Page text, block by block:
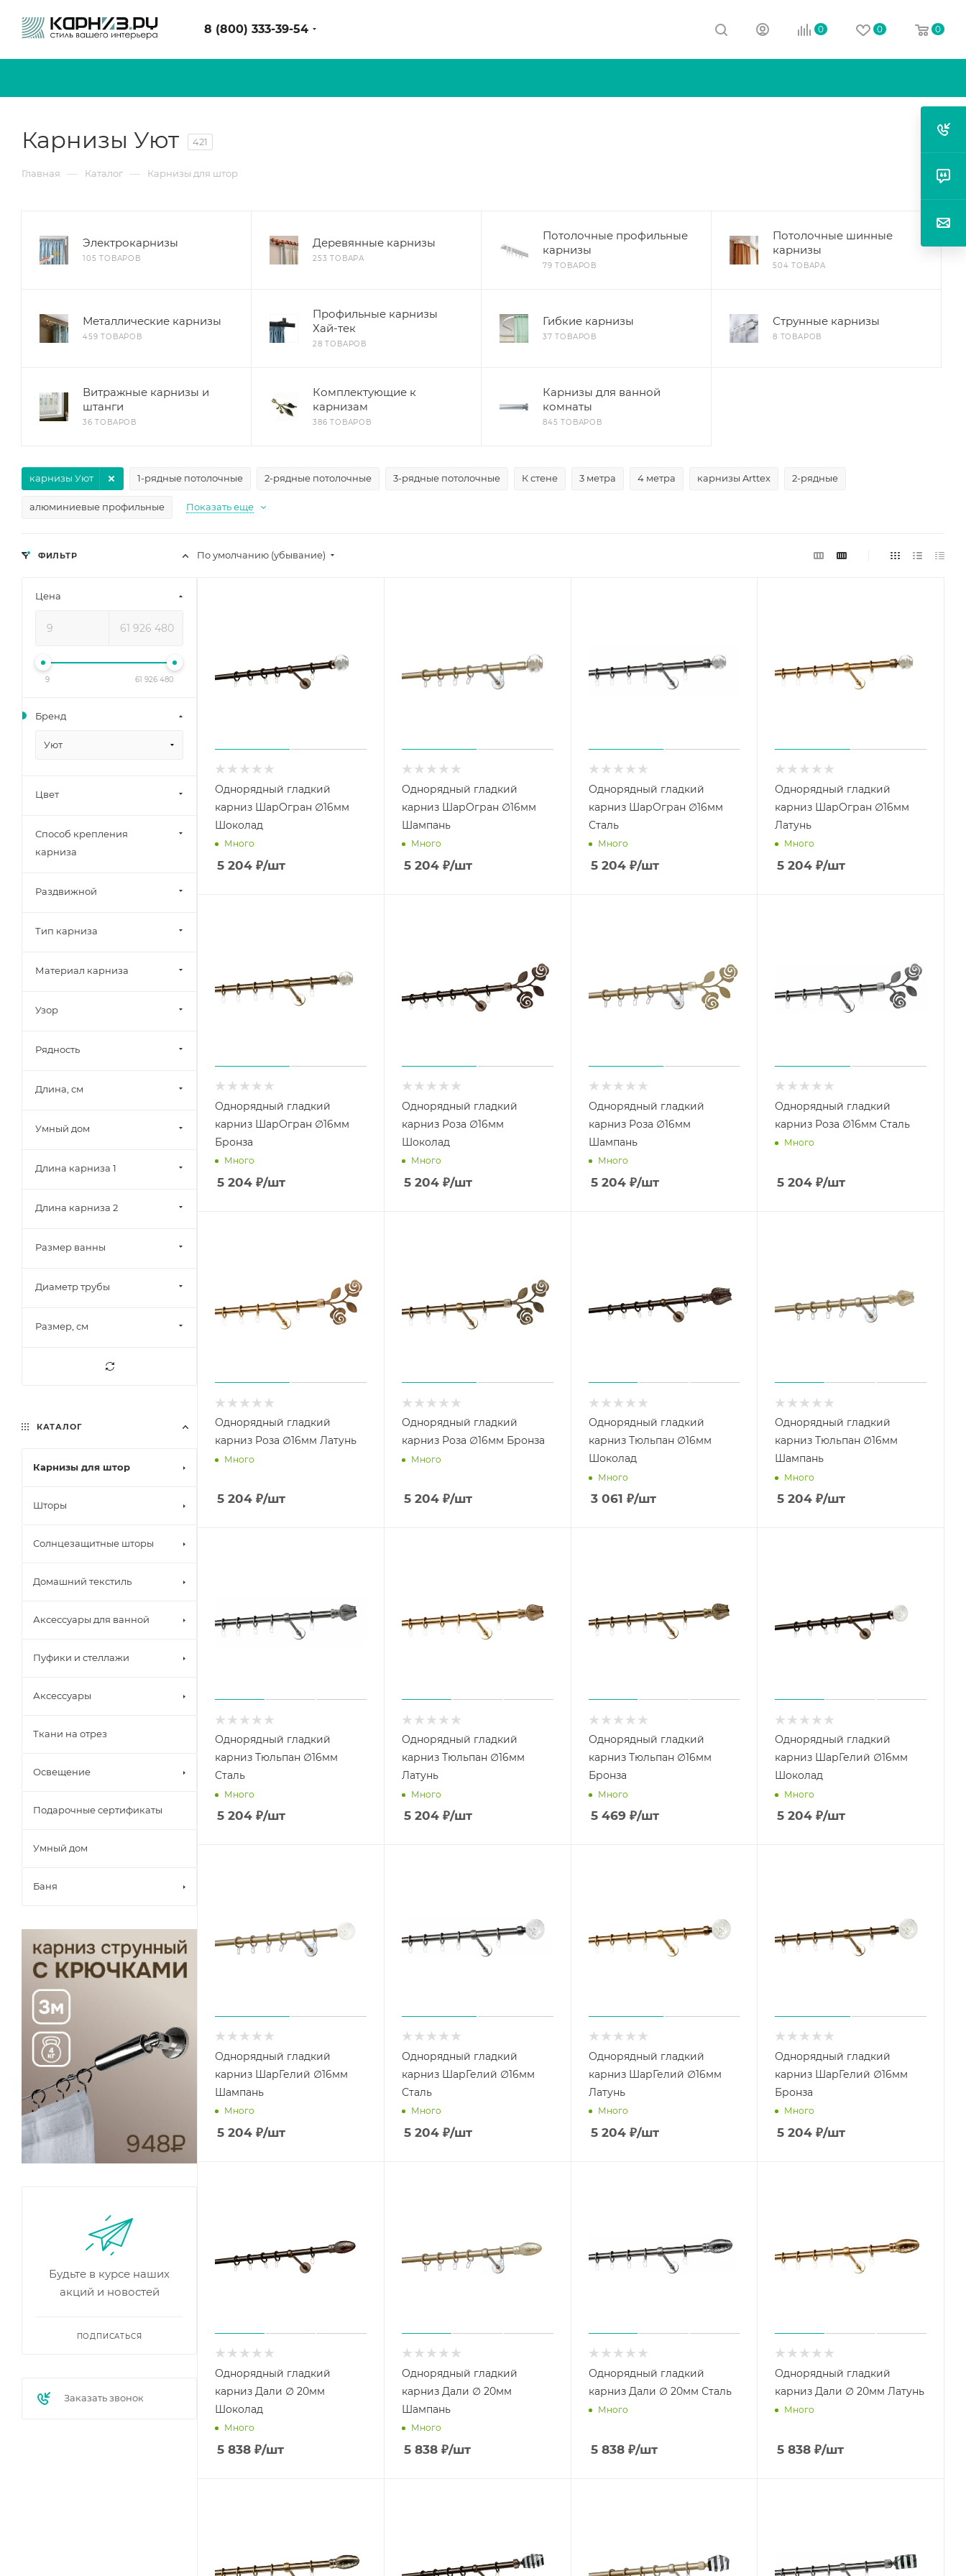
8 (800) 333-39-54 0 0 0
Карнизы Уют 421
Главная — Каталог — Карнизы для штор
Электрокарнизы
105 ТОВАРОВ
Деревянные карнизы
253 ТОВАРА
Потолочные профильные
карнизы
79 ТОВАРОВ
Потолочные шинные
карнизы
504 ТОВАРА
Металлические карнизы
459 ТОВАРОВ
Профильные карнизы
Хай-тек
28 ТОВАРОВ
Гибкие карнизы
37 ТОВАРОВ
Струнные карнизы
8 ТОВАРОВ
Витражные карнизы и
штанги
36 ТОВАРОВ
Комплектующие к
карнизам
386 ТОВАРОВ
Карнизы для ванной
комнаты
845 ТОВАРОВ
1-рядные потолочные 2-рядные потолочные 3-рядные потолочные К стене 3 метра 4 метра карнизы Arttex
карнизы Уют 2-рядные
алюминиевые профильные Показать еще
По умолчанию (убывание)
Однорядный гладкий
карниз ШарОгран ∅16мм
Шоколад
Много
5 204 ₽/шт
Однорядный гладкий
карниз ШарОгран ∅16мм
Шампань
Много
5 204₽/шт
Однорядный гладкий
карниз ШарОгран ∅16мм
Сталь
Много
5 204₽/шт
Однорядный гладкий
карниз ШарОгран ∅16мм
Латунь
Много
5 204 ₽/шт
Однорядный гладкий
карниз ШарОгран ∅16мм
Бронза
Много
5 204 ₽/шт
Однорядный гладкий
карниз Роза ∅16мм
Шоколад
Много
5 204₽/шт
Однорядный гладкий
карниз Роза ∅16мм
Шампань
Много
5 204₽/шт
Однорядный гладкий
карниз Роза ∅16мм Сталь
Много
5 204 ₽/шт
Однорядный гладкий
карниз Роза ∅16мм Латунь
Много
5 204 ₽/шт
Однорядный гладкий
карниз Роза ∅16мм Бронза
Много
5 204₽/шт
Однорядный гладкий
карниз Тюльпан ∅16мм
Шоколад
Много
3 061 ₽/шт
Однорядный гладкий
карниз Тюльпан ∅16мм
Шампань
Много
5 204 ₽/шт
Однорядный гладкий
карниз Тюльпан ∅16мм
Сталь
Много
5 204 ₽/шт
Однорядный гладкий
карниз Тюльпан ∅16мм
Латунь
Много
5 204₽/шт
Однорядный гладкий
карниз Тюльпан ∅16мм
Бронза
Много
5 469 ₽/шт
Однорядный гладкий
карниз ШарГелий ∅16мм
Шоколад
Много
5 204 ₽/шт
Однорядный гладкий
карниз ШарГелий ∅16мм
Шампань
Много
5 204 ₽/шт
Однорядный гладкий
карниз ШарГелий ∅16мм
Сталь
Много
5 204₽/шт
Однорядный гладкий
карниз ШарГелий ∅16мм
Латунь
Много
5 204₽/шт
Однорядный гладкий
карниз ШарГелий ∅16мм
Бронза
Много
5 204 ₽/шт
Однорядный гладкий
карниз Дали ∅ 20мм
Шоколад
Много
5 838 ₽/шт
Однорядный гладкий
карниз Дали ∅ 20мм
Шампань
Много
5 838₽/шт
Однорядный гладкий
карниз Дали ∅ 20мм Сталь
Много
5 838₽/шт
Однорядный гладкий
карниз Дали ∅ 20мм Латунь
Много
5 838 ₽/шт
ФИЛЬТР
Цена
9 61 926 480
Бренд
Уют
Цвет
Способ крепления
карниза
Раздвижной
Тип карниза
Материал карниза
Узор
Рядность
Длина, см
Умный дом
Длина карниза 1
Длина карниза 2
Размер ванны
Диаметр трубы
Размер, см
КАТАЛОГ
Карнизы для штор
Шторы
Солнцезащитные шторы
Домашний текстиль
Аксессуары для ванной
Пуфики и стеллажи
Аксессуары
Ткани на отрез
Освещение
Подарочные сертификаты
Умный дом
Баня
Будьте в курсе наших
акций и новостей
ПОДПИСАТЬСЯ
Заказать звонок